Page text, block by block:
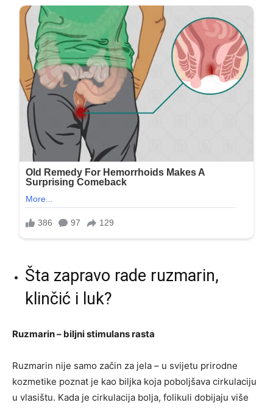
Šta zapravo rade ruzmarin,
klinčić i luk?
Ruzmarin – biljni stimulans rasta
Ruzmarin nije samo začin za jela – u svijetu prirodne
kozmetike poznat je kao biljka koja poboljšava cirkulaciju
u vlasištu. Kada je cirkulacija bolja, folikuli dobijaju više